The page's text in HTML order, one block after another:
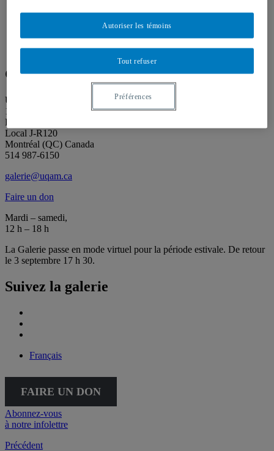
Plan des salles
Salle de presse
Search
Galerie de l’UQAM
Université du Québec à Montréal
1400 rue Berri
Pavillon Judith-Jasmin
Local J-R120
Montréal (QC) Canada
514 987-6150
galerie@uqam.ca
Faire un don
Mardi – samedi,
12 h – 18 h
La Galerie passe en mode virtuel pour la période estivale. De retour
le 3 septembre 17 h 30.
Suivez la galerie
Français
FAIRE UN DON
Abonnez-vous
à notre infolettre
Précédent
Tout refuser
Autoriser les témoins
Préférences